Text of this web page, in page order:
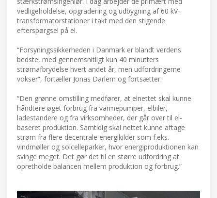
vedligeholdelse, opgradering og udbygning af 60 kV-
transformatorstationer i takt med den stigende
efterspørgsel på el.
“Forsyningssikkerheden i Danmark er blandt verdens
bedste, med gennemsnitligt kun 40 minutters
strømafbrydelse hvert andet år, men udfordringerne
vokser”, fortæller Jonas Darlem og fortsætter:
“Den grønne omstilling medfører, at elnettet skal kunne
håndtere øget forbrug fra varmepumper, elbiler,
ladestandere og fra virksomheder, der går over til el-
baseret produktion. Samtidig skal nettet kunne aftage
strøm fra flere decentrale energikilder som f.eks.
vindmøller og solcelleparker, hvor energiproduktionen kan
svinge meget. Det gør det til en større udfordring at
opretholde balancen mellem produktion og forbrug.”